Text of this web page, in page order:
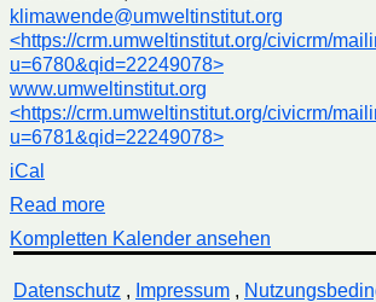
klimawende@umweltinstitut.org
<https://crm.umweltinstitut.org/civicrm/
u=6780&qid=22249078>
www.umweltinstitut.org
<https://crm.umweltinstitut.org/civicrm/
u=6781&qid=22249078>
iCal
Read more
Kompletten Kalender ansehen
Datenschutz , Impressum,